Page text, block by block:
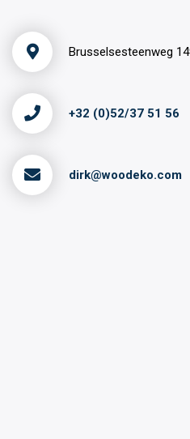
Brusselsesteenweg
+32 (0)52/37 51 56
dirk@woodeko.com